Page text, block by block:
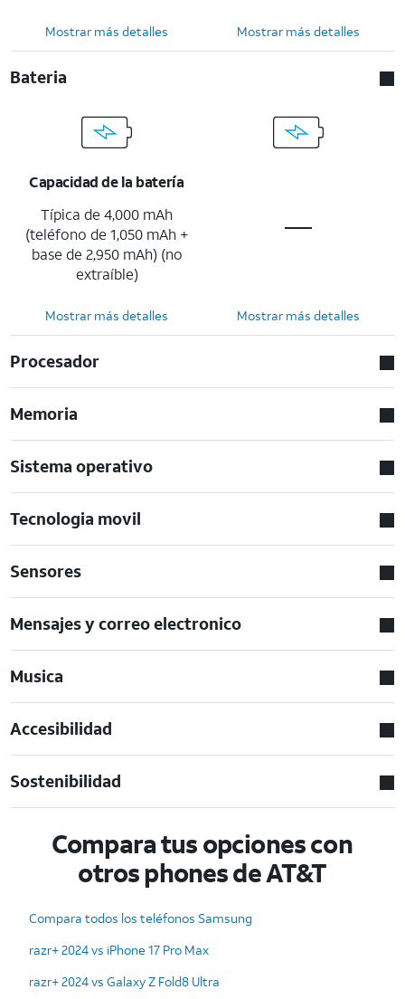
Mostrar más detalles Mostrar más detalles
Bateria
Capacidad de la batería
Típica de 4,000 mAh
(teléfono de 1,050 mAh +
base de 2,950 mAh) (no
extraíble)
Mostrar más detalles Mostrar más detalles
Procesador
Memoria
Sistema operativo
Tecnologia movil
Sensores
Mensajes y correo electronico
Musica
Accesibilidad
Sostenibilidad
Compara tus opciones con
otros phones de AT&T
Compara todos los teléfonos Samsung
razr+ 2024 vs iPhone 17 Pro Max
razr+ 2024 vs Galaxy Z Fold8 Ultra